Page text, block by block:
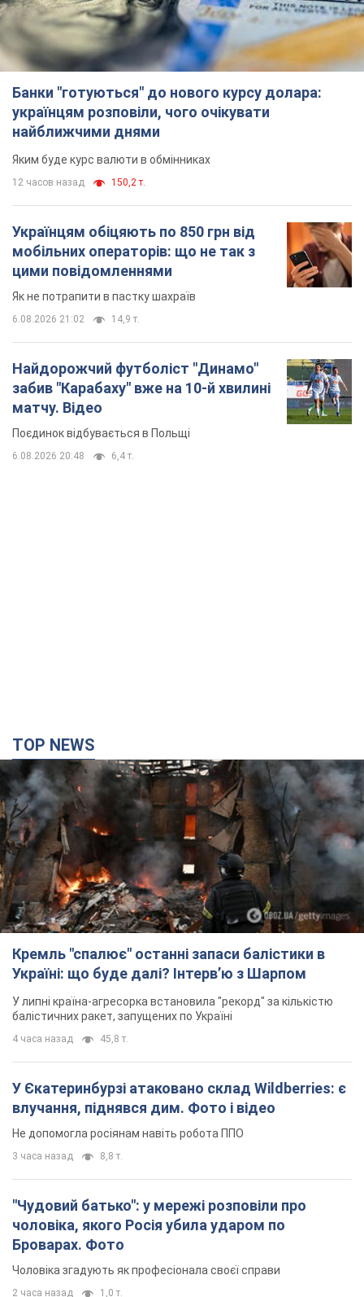
12 часов назад 150,2 т.
Українцям обіцяють по 850 грн від
мобільних операторів: що не так з
цими повідомленнями
Як не потрапити в пастку шахраїв
6.08.2026 21:02 14,9 т.
Найдорожчий футболіст "Динамо"
забив "Карабаху" вже на 10-й хвилині
матчу. Відео
Поєдинок відбувається в Польщі
6.08.2026 20:48 6,4 т.
Кремль "спалює" останні запаси балістики в
Україні: що буде далі? Інтерв’ю з Шарпом
У липні країна-агресорка встановила "рекорд" за кількістю
балістичних ракет, запущених по Україні
4 часа назад 45,8 т.
У Єкатеринбурзі атаковано склад Wildberries: є
влучання, піднявся дим. Фото і відео
Не допомогла росіянам навіть робота ППО
3 часа назад
"Чудовий батько": у мережі розповіли про
чоловіка, якого Росія убила ударом по
Броварах. Фото
Чоловіка згадують як професіонала своєї справи
2 часа назад 1,0 т.